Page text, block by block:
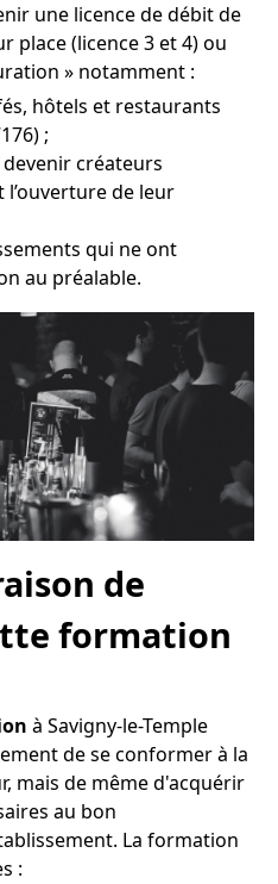
une licence de débit de
place (licence 3 et 4) ou
» notamment :
hôtels et restaurants
;
créateurs
de leur
qui ne ont
au préalable.
de
formation
à Savigny-le-Temple
de se conformer à la
mais de même d'acquérir
au bon
La formation
: